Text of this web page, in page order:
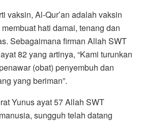
vaksin, Al-Qur’an adalah vaksin
hati damai, tenang dan
Sebagaimana firman Allah SWT
82 yang artinya, “Kami turunkan
(obat) penyembuh dan
yang beriman”.
Yunus ayat 57 Allah SWT
sungguh telah datang